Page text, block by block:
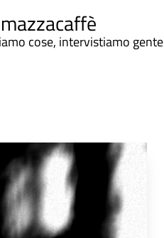
cose, intervistiamo gente